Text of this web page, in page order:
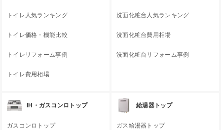
トイレ人気ランキング
トイレ価格・機能比較
トイレリフォーム事例
トイレ費用相場
洗面化粧台人気ランキング
洗面化粧台費用相場
洗面化粧台リフォーム事例
IH・ガスコンロトップ
ガスコンロトップ
給湯器トップ
ガス給湯器トップ